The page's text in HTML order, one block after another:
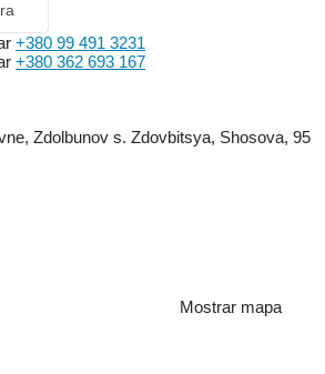
+380 99 491 3231
+380 362 693 167
Zdolbunov s. Zdovbitsya, Shosova, 95
Mostrar mapa